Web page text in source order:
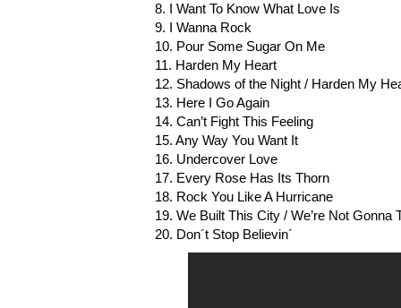
8. I Want To Know What Love Is
9. I Wanna Rock
10. Pour Some Sugar On Me
11. Harden My Heart
12. Shadows of the Night / Harden My
13. Here I Go Again
14. Can’t Fight This Feeling
15. Any Way You Want It
16. Undercover Love
17. Every Rose Has Its Thorn
18. Rock You Like A Hurricane
19. We Built This City / We’re Not Gonna
20. Don´t Stop Believin´